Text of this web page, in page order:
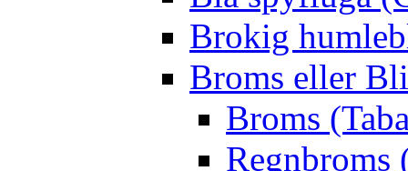
Brokig
Broms eller
Broms
Regnbroms